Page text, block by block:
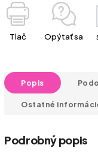
Tlač Opýtať sa
Popis
Ostatné
Podrobný popis